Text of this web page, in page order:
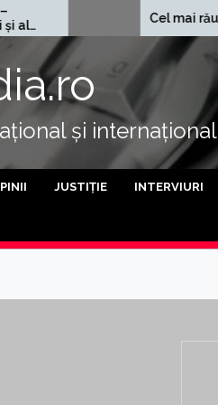
Cel mai rău loc din lume
și internațional
JUSTIȚIE INTERVIURI